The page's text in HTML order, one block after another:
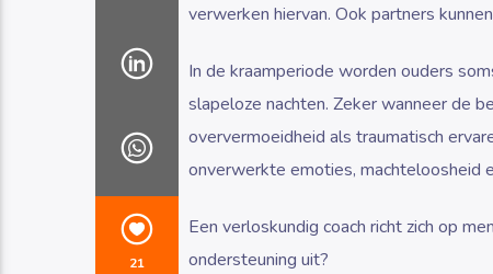
21
verwerken hiervan. Ook partners
In de kraamperiode worden ouders
slapeloze nachten. Zeker wanneer de
oververmoeidheid als traumatisch
onverwerkte emoties, machteloosheid
Een verloskundig coach richt zich op
ondersteuning uit?